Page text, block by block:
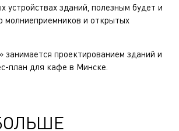
зданий, полезным будет и
молниеприемников и открытых
занимается проектированием зданий и
план для кафе в Минске.